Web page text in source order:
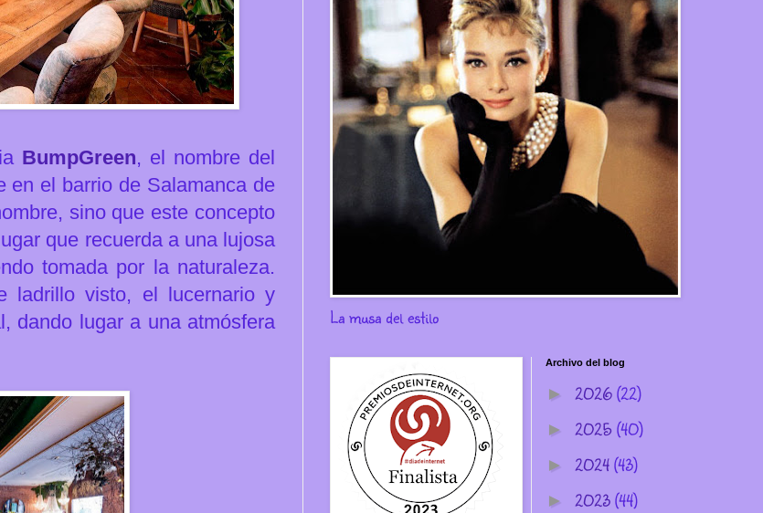
BumpGreen, el nombre del
en el barrio de Salamanca de
sino que este concepto
que recuerda a una lujosa
tomada por la naturaleza.
ladrillo visto, el lucernario y
dando lugar a una atmósfera
La musa del estilo
Archivo del blog
► 2026(22)
► 2025(40)
► 2024(43)
► 2023(44)